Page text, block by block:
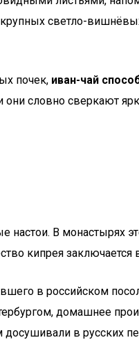
светло-
почек, иван-чай
они словно сверкают
настои. В монастырях
кипрея заключается
в российском
домашнее
в русских